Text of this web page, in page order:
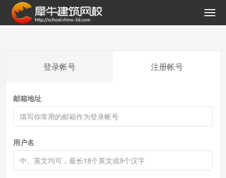
登录帐号 注册帐号
邮箱地址
用户名